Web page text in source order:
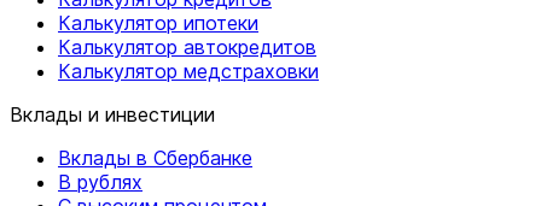
Калькулятор ипотеки
Калькулятор автокредитов
Калькулятор медстраховки
Вклады и инвестиции
Вклады в Сбербанке
В рублях